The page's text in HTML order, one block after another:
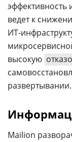
эффективность
ведет к
ИТ-
высокую
развертывании.
Mailion